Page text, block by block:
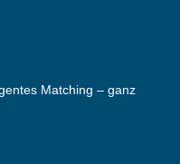
Matching – ganz